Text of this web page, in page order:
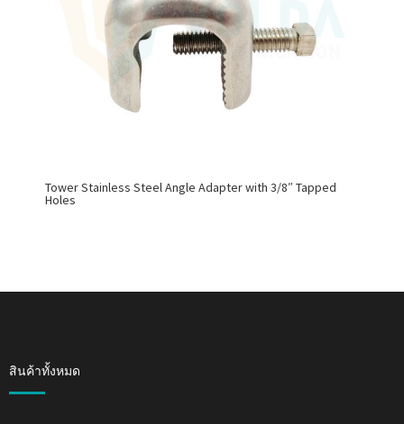
Tower Stainless Steel Angle Adapter with 3/8″ Tapped
Holes
สินค้าทั้งหมด